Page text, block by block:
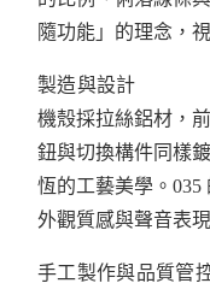
隨功能」的理念，
製造與設計
機殼採拉絲鋁材，
鈕與切換構件同樣
恆的工藝美學。035
外觀質感與聲音表
手工製作與品質管